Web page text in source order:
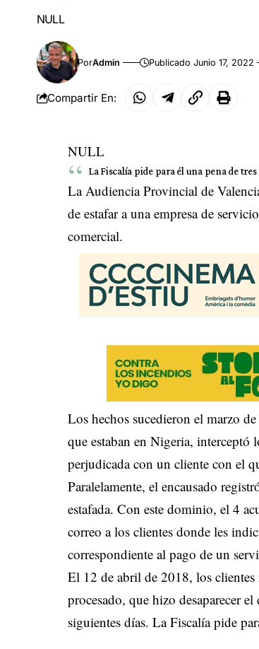
NULL
PorAdmin Publicado Junio 17, 2022
Compartir En:
NULL
La Fiscalía pide para él una pena de
La Audiencia Provincial de
de estafar a una empresa de
comercial.
Los hechos sucedieron el marzo
que estaban en Nigeria, interceptó
perjudicada con un cliente con el
Paralelamente, el encausado
estafada. Con este dominio, el 4
correo a los clientes donde les
correspondiente al pago de un
El 12 de abril de 2018, los clientes
procesado, que hizo desaparecer
siguientes días. La Fiscalía pide